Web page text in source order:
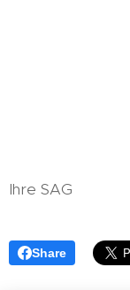
Ihre SAG
Share